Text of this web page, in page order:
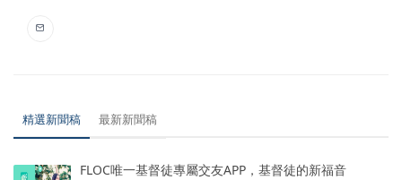
精選新聞稿 最新新聞稿
FLOC唯一基督徒專屬交友APP，基督徒的新福音